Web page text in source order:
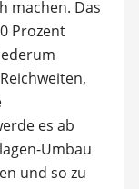
machen. Das
Prozent
es ab
Umbau
und so zu